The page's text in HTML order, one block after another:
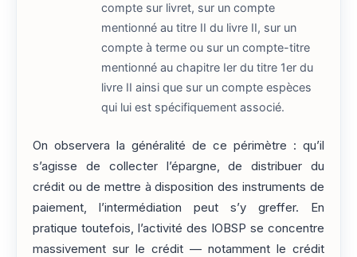
compte sur livret, sur un compte
mentionné au titre II du livre II, sur un
compte à terme ou sur un compte-titre
mentionné au chapitre Ier du titre 1er du
livre II ainsi que sur un compte espèces
qui lui est spécifiquement associé.
On observera la généralité de ce périmètre : qu’il
s’agisse de collecter l’épargne, de distribuer du
crédit ou de mettre à disposition des instruments de
paiement, l’intermédiation peut s’y greffer. En
pratique toutefois, l’activité des IOBSP se concentre
massivement sur le crédit — notamment le crédit